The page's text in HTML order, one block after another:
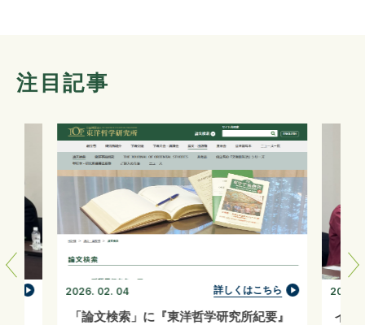
注目記事
2026. 02. 04 詳しくはこちら
「論文検索」に『東洋哲学研究所紀要』
2026.
イン